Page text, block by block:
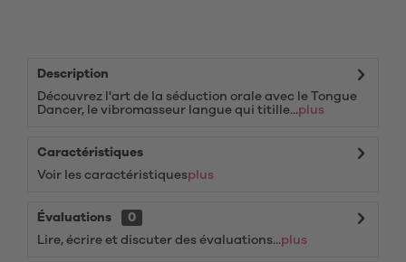
Description
Découvrez l'art de la séduction orale avec le Tongue
Dancer, le vibromasseur langue qui titille...plus
Caractéristiques
Voir les caractéristiquesplus
Évaluations
0
Lire, écrire et discuter des évaluations...plus